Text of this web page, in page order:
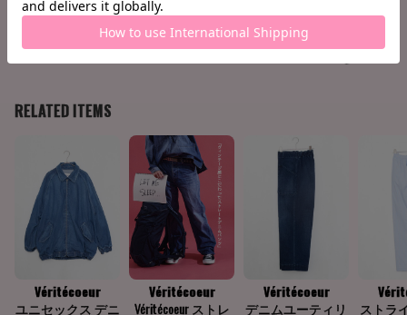
158cm / 51k Ankle +9c
m
Find your siz
e